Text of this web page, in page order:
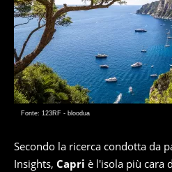
Fonte: 123RF - bloodua
Secondo la ricerca condotta da
Insights, Capri è l'isola più cara